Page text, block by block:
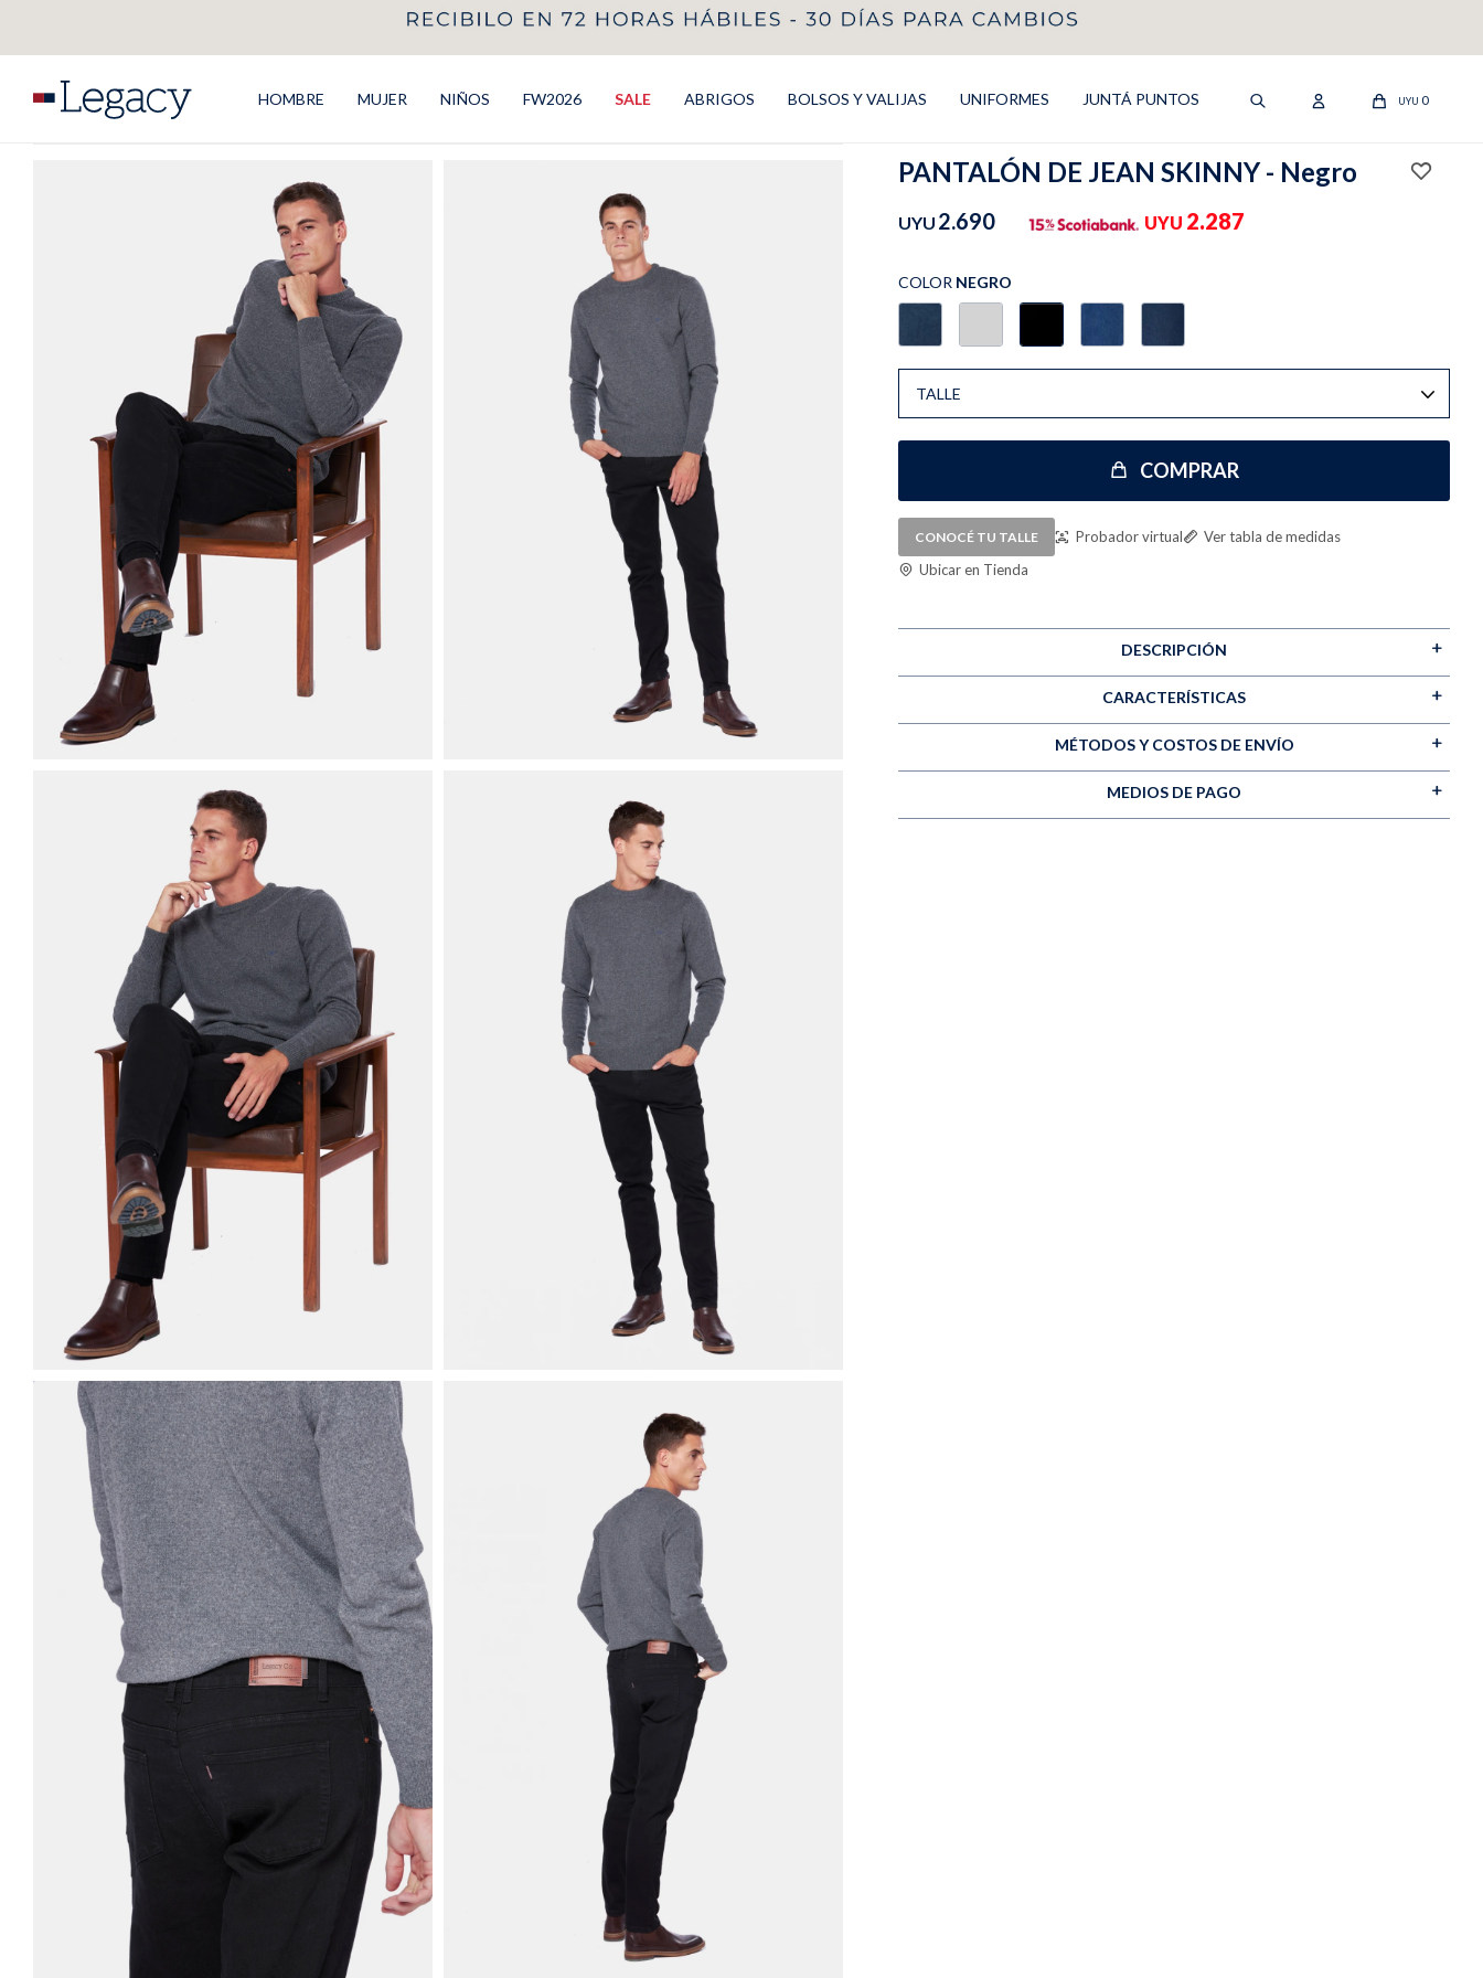
HOMBRE MUJER NIÑOS FW2026 SALE ABRIGOS BOLSOS Y VALIJAS UNIFORMES JUNTÁ PUNTOS UYU 0
PANTALÓN DE JEAN SKINNY - Negro
UYU 2.690 UYU 2.287
COLOR NEGRO
TALLE
COMPRAR
CONOCÉ TU TALLE Probador virtual
Ver tabla de medidas
Ubicar en Tienda
DESCRIPCIÓN
CARACTERÍSTICAS
MÉTODOS Y COSTOS DE ENVÍO
MEDIOS DE PAGO